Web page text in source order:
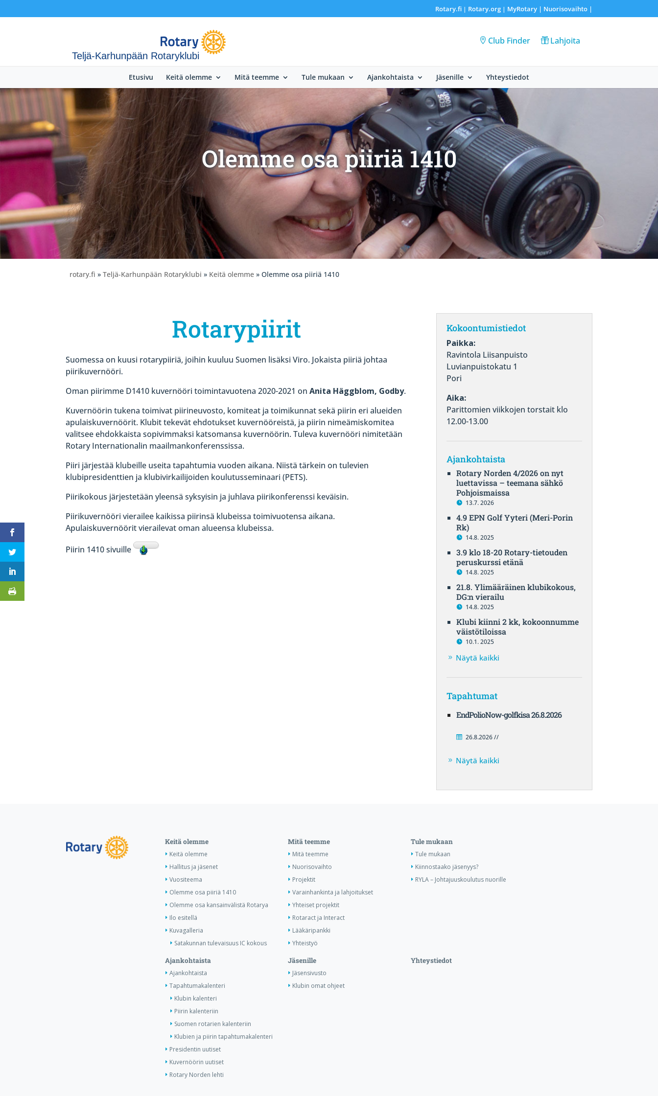
Rotary.fi| Rotary.org| MyRotary | Nuorisovaihto|
Teljä-Karhunpään Rotaryklubi
Club Finder Lahjoita
Etusivu Keitä olemme Mitä teemme Tule mukaan Ajankohtaista Jäsenille Yhteystiedot
Olemme osa piiriä 1410
rotary.fi » Teljä-Karhunpään Rotaryklubi » Keitä olemme » Olemme osa piiriä 1410
Rotarypiirit
Suomessa on kuusi rotarypiiriä, joihin kuuluu Suomen lisäksi Viro. Jokaista piiriä johtaa
piirikuvernööri.
Oman piirimme D1410 kuvernööri toimintavuotena 2020-2021 on Anita Häggblom, Godby.
Kuvernöörin tukena toimivat piirineuvosto, komiteat ja toimikunnat sekä piirin eri alueiden
apulaiskuvernöörit. Klubit tekevät ehdotukset kuvernööreistä, ja piirin nimeämiskomitea
valitsee ehdokkaista sopivimmaksi katsomansa kuvernöörin. Tuleva kuvernööri nimitetään
Rotary Internationalin maailmankonferenssissa.
Piiri järjestää klubeille useita tapahtumia vuoden aikana. Niistä tärkein on tulevien
klubipresidenttien ja klubivirkailijoiden koulutusseminaari (PETS).
Piirikokous järjestetään yleensä syksyisin ja juhlava piirikonferenssi keväisin.
Piirikuvernööri vierailee kaikissa piirinsä klubeissa toimivuotensa aikana.
Apulaiskuvernöörit vierailevat oman alueensa klubeissa.
Piirin 1410 sivuille
Kokoontumistiedot
Paikka:
Ravintola Liisanpuisto
Luvianpuistokatu 1
Pori
Aika:
Parittomien viikkojen torstait klo
12.00-13.00
Ajankohtaista
Rotary Norden 4/2026 on nyt
luettavissa – teemana sähkö
Pohjoismaissa
13.7. 2026
4.9 EPN Golf Yyteri (Meri-Porin
Rk)
14.8. 2025
3.9 klo 18-20 Rotary-tietouden
peruskurssi etänä
14.8. 2025
21.8. Ylimääräinen klubikokous,
DG:n vierailu
14.8. 2025
Klubi kiinni 2 kk, kokoonnumme
väistötiloissa
10.1. 2025
Näytä kaikki
Tapahtumat
EndPolioNow-golfkisa 26.8.2026
26.8.2026 //
Näytä kaikki
Keitä olemme
Keitä olemme
Hallitus ja jäsenet
Vuositeema
Olemme osa piiriä 1410
Olemme osa kansainvälistä Rotarya
Ilo esitellä
Kuvagalleria
Satakunnan tulevaisuus IC kokous
Mitä teemme
Mitä teemme
Nuorisovaihto
Projektit
Varainhankinta ja lahjoitukset
Yhteiset projektit
Rotaract ja Interact
Lääkäripankki
Yhteistyö
Tule mukaan
Tule mukaan
Kiinnostaako jäsenyys?
RYLA – Johtajuuskoulutus nuorille
Ajankohtaista
Ajankohtaista
Tapahtumakalenteri
Klubin kalenteri
Piirin kalenteriin
Suomen rotarien kalenteriin
Klubien ja piirin tapahtumakalenteri
Presidentin uutiset
Kuvernöörin uutiset
Rotary Norden lehti
Jäsenille
Jäsensivusto
Klubin omat ohjeet
Yhteystiedot